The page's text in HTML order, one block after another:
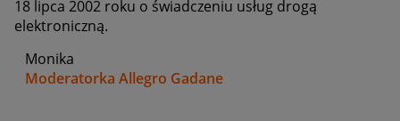
18 lipca 2002 roku o świadczeniu usług drogą
elektroniczną.
Monika
Moderatorka Allegro Gadane